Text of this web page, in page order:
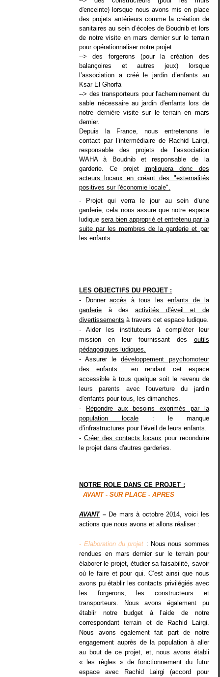
d'enceinte) lorsque nous avons mis en place
des projets antérieurs comme la création de
sanitaires au sein d’écoles de Boudnib et lors
de notre visite en mars dernier sur le terrain
pour opérationnaliser notre projet.
--> des forgerons (pour la création des
balançoires et autres jeux) lorsque
l’association a créé le jardin d’enfants au
Ksar El Ghorfa
--> des transporteurs pour l'acheminement du
sable nécessaire au jardin d'enfants lors de
notre dernière visite sur le terrain en mars
dernier.
Depuis la France, nous entretenons le
contact par l’intermédiaire de Rachid Lairgi,
responsable des projets de l’association
WAHA à Boudnib et responsable de la
garderie. Ce projetimpliquera donc des
acteurs locaux en créant des "externalités
positives sur l'économie locale".
- Projet qui verra le jour au sein d’une
garderie, cela nous assure que notre espace
ludiquesera bien approprié et entretenu par la
suite par les membres de la garderie et par
les enfants.
LES OBJECTIFS DU PROJET :
- Donneraccès à tous lesenfants de la
garderie à desactivités d'éveil et de
divertissements à travers cet espace ludique.
- Aider les instituteurs à compléterleur
mission en leur fournissant des outils
pédagogiques ludiques.
- Assurer ledéveloppement psychomoteur
des enfants
en rendant cet espace
accessible à tous quelque soit le revenu de
leurs parents avec l'ouverture du jardin
d'enfants pour tous, les dimanches.
- Répondre aux besoins exprimés par la
population locale : le manque
d’infrastructures pour l’éveil de leurs enfants.
-Créer des contacts locaux pour reconduire
le projet dans d'autres garderies.
NOTRE ROLE DANS CE PROJET :
AVANT - SUR PLACE - APRES
AVANT–De mars à octobre 2014, voici les
actions que nous avons et allons réaliser :
- Elaboration du projet : Nous nous sommes
rendues en mars dernier sur le terrain pour
élaborer le projet, étudier sa faisabilité, savoir
où le faire et pour qui. C’est ainsi que nous
avons pu établir les contacts privilégiés avec
les forgerons, les constructeurs et
transporteurs. Nous avons également pu
établir notre budget à l’aide de notre
correspondant terrain et de Rachid Lairgi.
Nous avons également fait part de notre
engagement auprès de la population à aller
au bout de ce projet, et, nous avons établi
« les règles » de fonctionnement du futur
espace avec Rachid Lairgi (accord pour